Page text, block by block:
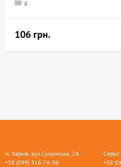
4
106 грн.
м. Харків, вул.Сухумська, 24
+38 (099) 316-76-36
Сервіс
+38